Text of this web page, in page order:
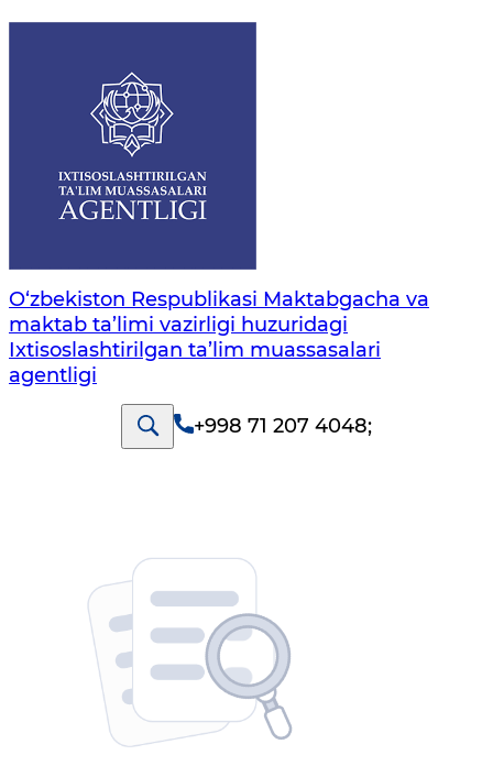
O‘zbekiston Respublikasi Maktabgacha va
maktab ta’limi vazirligi huzuridagi
Ixtisoslashtirilgan ta’lim muassasalari
agentligi
+998 71 207 4048;